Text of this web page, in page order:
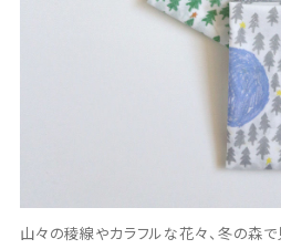
山々の稜線やカラフルな花々、冬の森